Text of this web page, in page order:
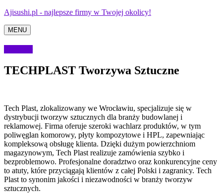
Ajisushi.pl - najlepsze firmy w Twojej okolicy!
MENU
TECHPLAST Tworzywa Sztuczne
Tech Plast, zlokalizowany we Wrocławiu, specjalizuje się w
dystrybucji tworzyw sztucznych dla branży budowlanej i
reklamowej. Firma oferuje szeroki wachlarz produktów, w tym
poliwęglan komorowy, płyty kompozytowe i HPL, zapewniając
kompleksową obsługę klienta. Dzięki dużym powierzchniom
magazynowym, Tech Plast realizuje zamówienia szybko i
bezproblemowo. Profesjonalne doradztwo oraz konkurencyjne ceny
to atuty, które przyciągają klientów z całej Polski i zagranicy. Tech
Plast to synonim jakości i niezawodności w branży tworzyw
sztucznych.